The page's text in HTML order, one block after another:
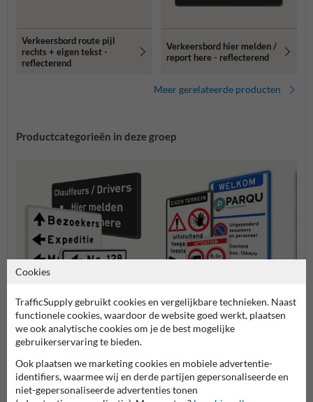
Verkeersbord route pijl
rechts + eigen tekst -
reflecterend
Verkeersbord hier melden /
report here - reflecterend
Meer gerelateerde producten
Productcategorieën in deze groep
Routeborden
Eigen terrein borden
Cookies
TrafficSupply gebruikt cookies en vergelijkbare technieken. Naast
functionele cookies, waardoor de website goed werkt, plaatsen
we ook analytische cookies om je de best mogelijke
gebruikerservaring te bieden.
Ook plaatsen we marketing cookies en mobiele advertentie-
identifiers, waarmee wij en derde partijen gepersonaliseerde en
niet-gepersonaliseerde advertenties tonen